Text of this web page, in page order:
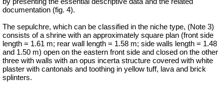
by presenting the essential descriptive data and the related
documentation (fig. 4).
The sepulchre, which can be classified in the niche type, (Note 3)
consists of a shrine with an approximately square plan (front side
length = 1.61 m; rear wall length = 1.58 m; side walls length = 1.48
and 1.50 m) open on the eastern front side and closed on the other
three with walls with an opus incerta structure covered with white
plaster with cantonals and toothing in yellow tuff, lava and brick
splinters.